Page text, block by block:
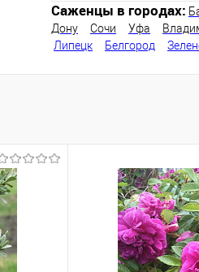
Купить в 1 клик
Саженцы в городах:
Дону
Сочи Уфа
Липецк
Белгород